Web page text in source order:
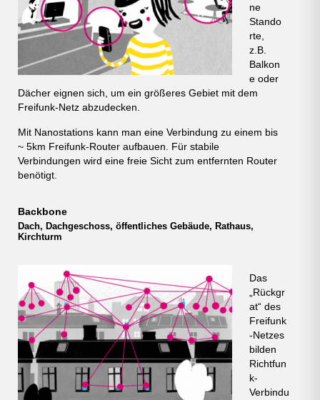
ne
Stando
rte,
z.B.
Balkon
e oder
Dächer eignen sich, um ein größeres Gebiet mit dem
Freifunk-Netz abzudecken.
Mit Nanostations kann man eine Verbindung zu einem bis
~ 5km Freifunk-Router aufbauen. Für stabile
Verbindungen wird eine freie Sicht zum entfernten Router
benötigt.
Backbone
Dach, Dachgeschoss, öffentliches Gebäude, Rathaus,
Kirchturm
Das
„Rückgr
at“ des
Freifunk
-Netzes
bilden
Richtfun
k-
Verbindu